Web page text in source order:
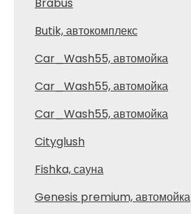
Butik, автокомплекс
Car_Wash55, автомойка
Car_Wash55, автомойка
Car_Wash55, автомойка
Cityglush
Fishka, сауна
Genesis premium, автомойка